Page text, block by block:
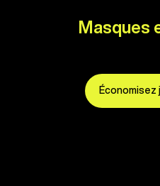
Masques
Économisez